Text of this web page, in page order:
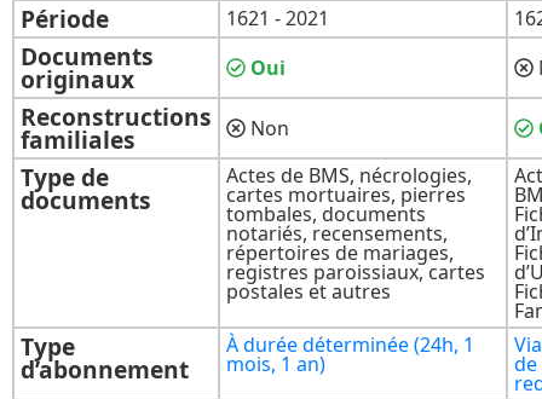
Période
1621 - 2021
Documents
originaux Oui
Reconstructions
familiales Non
Type de
documents
Actes de BMS, nécrologies,
cartes mortuaires, pierres
tombales, documents
notariés, recensements,
répertoires de mariages,
registres paroissiaux, cartes
postales et autres
Type
d’abonnement
À durée déterminée (24h, 1
mois, 1 an) de